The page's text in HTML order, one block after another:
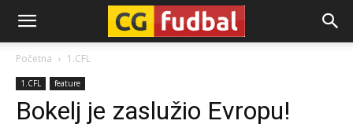
CG-
Fudbal
Početna 1.CFL
1.CFL feature
Bokelj je zaslužio Evropu!